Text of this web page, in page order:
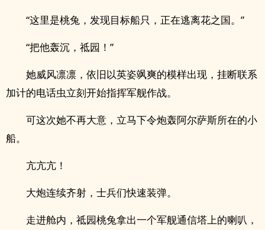
“这里是桃兔，发现目标船只，正在逃离花之国。”
“把他轰沉，祗园！”
她威风凛凛，依旧以英姿飒爽的模样出现，挂断联系
加计的电话虫立刻开始指挥军舰作战。
可这次她不再大意，立马下令炮轰阿尔萨斯所在的小
船。
亢亢亢！
大炮连续齐射，士兵们快速装弹。
走进舱内，祗园桃兔拿出一个军舰通信塔上的喇叭，